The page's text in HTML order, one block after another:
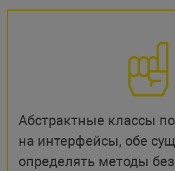
// объект класса
new
$outlook ->close()
Абстрактные классы
на интерфейсы, обе
определять методы